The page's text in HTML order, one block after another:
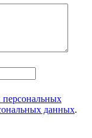
персональных
данных.